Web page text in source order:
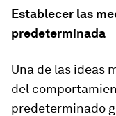
Establecer las
predeterminada
Una de las ideas
del
predeterminado